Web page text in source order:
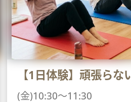
【1日体験】頑張らな
(金)10:30～11:30